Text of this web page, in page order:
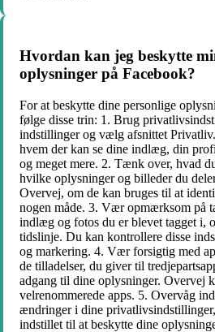
Hvordan kan jeg beskytte
oplysninger på Facebook?
For at beskytte dine personlige
følge disse trin: 1. Brug
indstillinger og vælg afsnittet
hvem der kan se dine indlæg, din
og meget mere. 2. Tænk over, hvad
hvilke oplysninger og billeder du
Overvej, om de kan bruges til at
nogen måde. 3. Vær opmærksom på
indlæg og fotos du er blevet tagget i,
tidslinje. Du kan kontrollere disse
og markering. 4. Vær forsigtig med
de tilladelser, du giver til
adgang til dine oplysninger. Overvej
velrenommerede apps. 5. Overvåg
ændringer i dine
indstillet til at beskytte dine